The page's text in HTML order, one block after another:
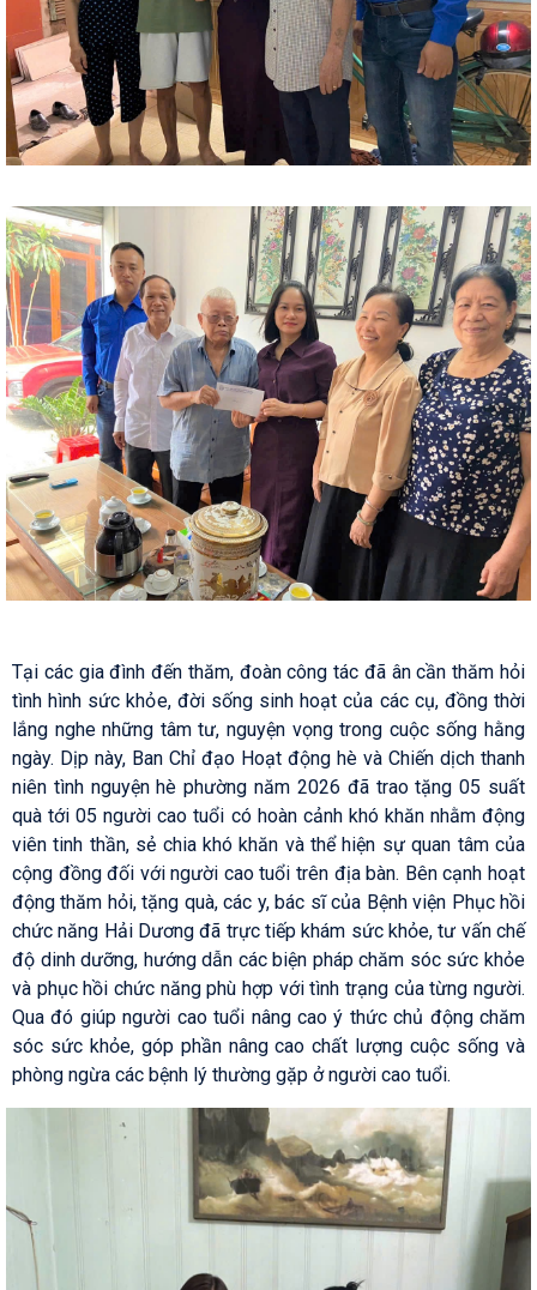
Tại các gia đình đến thăm, đoàn công tác đã ân cần thăm hỏi
tình hình sức khỏe, đời sống sinh hoạt của các cụ, đồng thời
lắng nghe những tâm tư, nguyện vọng trong cuộc sống hằng
ngày. Dịp này, Ban Chỉ đạo Hoạt động hè và Chiến dịch thanh
niên tình nguyện hè phường năm 2026 đã trao tặng 05 suất
quà tới 05 người cao tuổi có hoàn cảnh khó khăn nhằm động
viên tinh thần, sẻ chia khó khăn và thể hiện sự quan tâm của
cộng đồng đối với người cao tuổi trên địa bàn. Bên cạnh hoạt
động thăm hỏi, tặng quà, các y, bác sĩ của Bệnh viện Phục hồi
chức năng Hải Dương đã trực tiếp khám sức khỏe, tư vấn chế
độ dinh dưỡng, hướng dẫn các biện pháp chăm sóc sức khỏe
và phục hồi chức năng phù hợp với tình trạng của từng người.
Qua đó giúp người cao tuổi nâng cao ý thức chủ động chăm
sóc sức khỏe, góp phần nâng cao chất lượng cuộc sống và
phòng ngừa các bệnh lý thường gặp ở người cao tuổi.